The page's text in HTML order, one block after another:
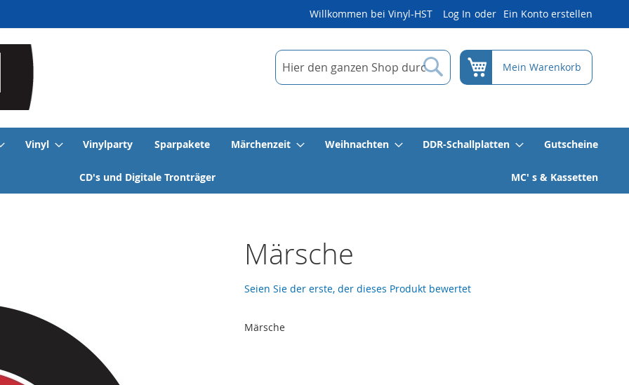
Willkommen bei Vinyl-HST Log In Ein Konto erstellen
Suche
Suche
Mein Warenkorb
Vinyl Vinylparty Sparpakete Märchenzeit Weihnachten DDR-Schallplatten Gutscheine
CD's und Digitale Tronträger MC' s & Kassetten
Märsche
Seien Sie der erste, der dieses Produkt bewertet
Märsche